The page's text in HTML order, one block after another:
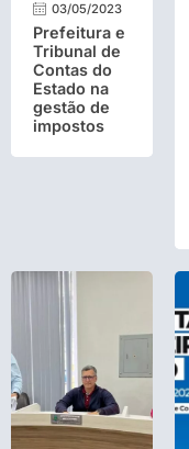
03/05/2023
Prefeitura e
Tribunal de
Contas do
Estado na
gestão de
impostos